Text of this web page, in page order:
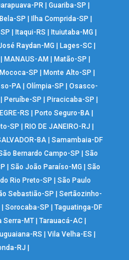
PR | Guariba-SP |
SP | Ilha Comprida-SP |
| Itaqui-RS | Ituiutaba-MG |
Raydan-MG | Lages-SC|
| MANAUS-AM | Matão-SP |
Mococa-SP |Monte Alto-SP |
PA |Olímpia-SP |Osasco-
|Peruíbe-SP |Piracicaba-SP |
RS |Porto Seguro-BA |
SP |RIO DE JANEIRO-RJ |
BA| Samambaia-DF
Bernardo Campo-SP |São
|São João Paraíso-MG |São
Rio Preto-SP |São Paulo
Sebastião-SP |Sertãozinho-
|Sorocaba-SP |Taguatinga-DF
Serra-MT| Tarauacá-AC|
RS |Vila Velha-ES |
RJ |